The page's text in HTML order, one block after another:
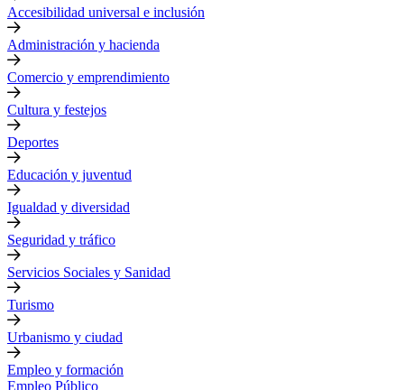
Accesibilidad universal e inclusión
Administración y hacienda
Comercio y emprendimiento
Cultura y festejos
Deportes
Educación y juventud
Igualdad y diversidad
Seguridad y tráfico
Servicios Sociales y Sanidad
Turismo
Urbanismo y ciudad
Empleo y formación
Empleo Público